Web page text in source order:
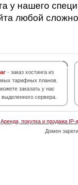
у нашего
любой
- заказ хостинга из
тарифных планов.
заказать у нас
выделенного сервера.
Аренда, покупка и продажа IP-
Домен